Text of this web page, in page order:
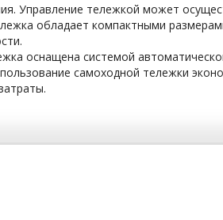
Управление тележкой может
обладает компактными
оснащена системой
самоходной тележки